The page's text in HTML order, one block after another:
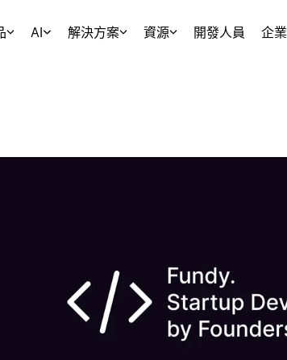
AI 解決方案 資源 開發人員 企業